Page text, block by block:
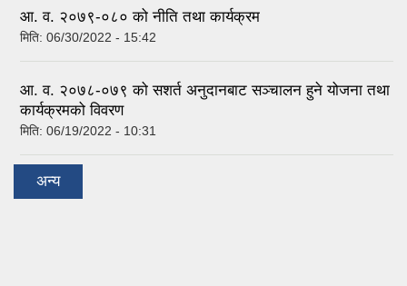
आ. व. २०७९-०८० को नीति तथा कार्यक्रम
मिति: 06/30/2022 - 15:42
आ. व. २०७८-०७९ को सशर्त अनुदानबाट सञ्चालन हुने योजना तथा
कार्यक्रमको विवरण
मिति: 06/19/2022 - 10:31
अन्य